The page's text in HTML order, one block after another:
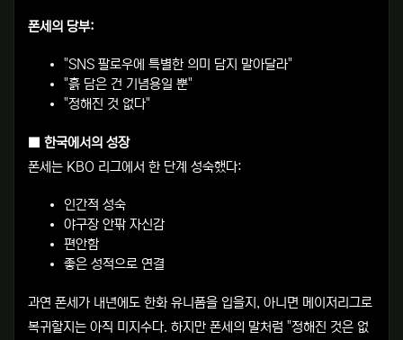
폰세의 당부:
"SNS 팔로우에 특별한 의미 담지 말아달라"
"흙 담은 건 기념용일 뿐"
"정해진 것 없다"
■ 한국에서의 성장
폰세는 KBO 리그에서 한 단계 성숙했다:
인간적 성숙
야구장 안팎 자신감
편안함
좋은 성적으로 연결
과연 폰세가 내년에도 한화 유니폼을 입을지, 아니면 메이저리그로
복귀할지는 아직 미지수다. 하지만 폰세의 말처럼 "정해진 것은 없